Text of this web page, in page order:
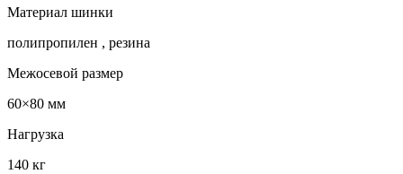
Материал шинки
полипропилен , резина
Межосевой размер
60×80 мм
Нагрузка
140 кг